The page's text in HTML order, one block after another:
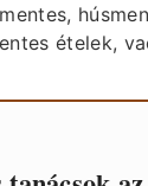
ételek,